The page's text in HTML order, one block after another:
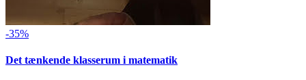
-35%
Det tænkende klasserum i matematik